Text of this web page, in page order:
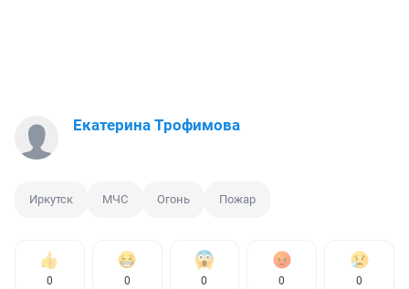
Екатерина Трофимова
Иркутск МЧС Огонь Пожар
0 0 0 0 0